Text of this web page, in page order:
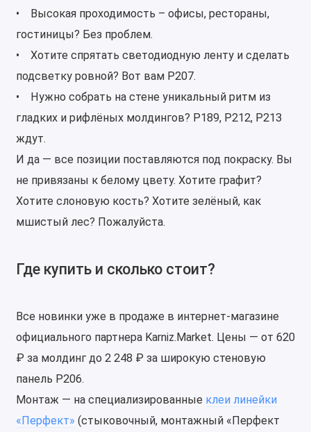
• Высокая проходимость – офисы, рестораны,
гостиницы? Без проблем.
• Хотите спрятать светодиодную ленту и сделать
подсветку ровной? Вот вам P207.
• Нужно собрать на стене уникальный ритм из
гладких и рифлёных молдингов? P189, P212, P213
ждут.
И да — все позиции поставляются под покраску. Вы
не привязаны к белому цвету. Хотите графит?
Хотите слоновую кость? Хотите зелёный, как
мшистый лес? Пожалуйста.
Где купить и сколько стоит?
Все новинки уже в продаже в интернет-магазине
официального партнера Karniz.Market. Цены — от 620
₽ за молдинг до 2 248 ₽ за широкую стеновую
панель P206.
Монтаж — на специализированные клеи линейки
«Перфект» (стыковочный, монтажный «Перфект